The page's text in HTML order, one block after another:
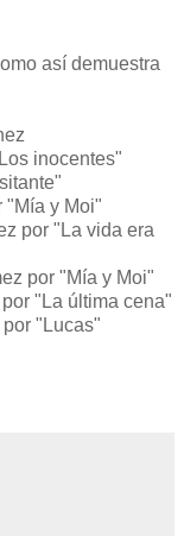
así demuestra
inocentes"
"Mía y Moi"
por "La vida era
por "Mía y Moi"
"La última cena"
"Lucas"